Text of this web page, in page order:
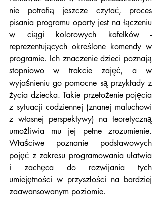
nie potrafią jeszcze czytać, proces
pisania programu oparty jest na łączeniu
w ciągi kolorowych kafelków -
reprezentujących określone komendy w
programie. Ich znaczenie dzieci poznają
stopniowo w trakcie zajęć, a w
wyjaśnieniu go pomocne są przykłady z
życia dziecka. Takie przełożenie pojęcia
z sytuacji codziennej (znanej maluchowi
z własnej perspektywy) na teoretyczną
umożliwia mu jej pełne zrozumienie.
Właściwe poznanie podstawowych
pojęć z zakresu programowania ułatwia
i zachęca do rozwijania tych
umiejętności w przyszłości na bardziej
zaawansowanym poziomie.